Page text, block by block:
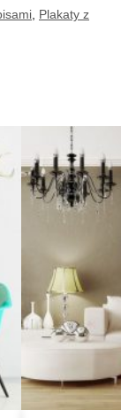
, Plakaty z